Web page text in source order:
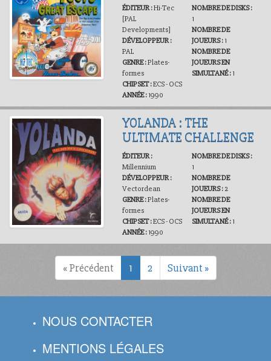
ÉDITEUR :Hi-Tec
[PAL
Developments]
DÉVELOPPEUR :
PAL
GENRE :Plates-
formes
CHIPSET :ECS - OCS
ANNÉE :1990
NOMBRE DE DISKS :
1
NOMBRE DE
JOUEURS :1
NOMBRE DE
JOUEURS EN
SIMULTANÉ :1
YOLANDA : THE
ULTIMATE CHALLENGE
ÉDITEUR :
Millennium
DÉVELOPPEUR :
Vectordean
GENRE :Plates-
formes
CHIPSET :ECS - OCS
ANNÉE :1990
NOMBRE DE DISKS :
1
NOMBRE DE
JOUEURS :2
NOMBRE DE
JOUEURS EN
SIMULTANÉ :1
« Précédent 1 2 Suivant »
NOUS CONTACTER
MENTIONS LÉGALES